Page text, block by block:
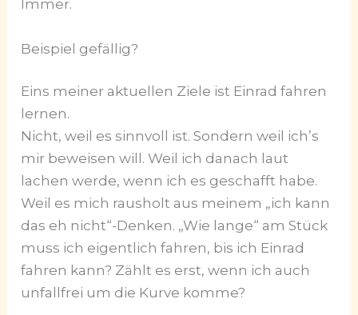
Immer.
Beispiel gefällig?
Eins meiner aktuellen Ziele ist Einrad fahren
lernen.
Nicht, weil es sinnvoll ist. Sondern weil ich’s
mir beweisen will. Weil ich danach laut
lachen werde, wenn ich es geschafft habe.
Weil es mich rausholt aus meinem „ich kann
das eh nicht“-Denken. „Wie lange“ am Stück
muss ich eigentlich fahren, bis ich Einrad
fahren kann? Zählt es erst, wenn ich auch
unfallfrei um die Kurve komme?